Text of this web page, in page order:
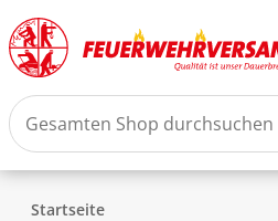
Startseite